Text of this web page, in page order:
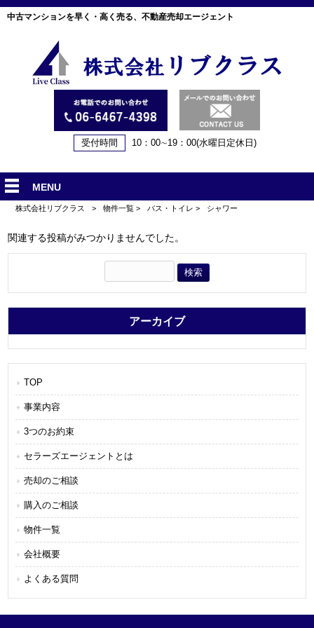
中古マンションを早く・高く売る、不動産売却エージェント
受付時間 10：00∼19：00(水曜日定休日)
MENU
株式会社リブクラス > 物件一覧 > バス・トイレ > シャワー
関連する投稿がみつかりませんでした。
アーカイブ
TOP
事業内容
3つのお約束
セラーズエージェントとは
売却のご相談
購入のご相談
物件一覧
会社概要
よくある質問